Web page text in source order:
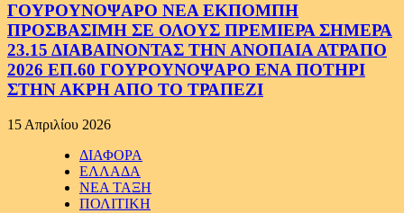
ΓΟΥΡΟΥΝΟΨΑΡΟ ΝΕΑ ΕΚΠΟΜΠΗ
ΠΡΟΣΒΑΣΙΜΗ ΣΕ ΟΛΟΥΣ ΠΡΕΜΙΕΡΑ ΣΗΜΕΡΑ
23.15 ΔΙΑΒΑΙΝΟΝΤΑΣ ΤΗΝ ΑΝΟΠΑΙΑ ΑΤΡΑΠΟ
2026 ΕΠ.60 ΓΟΥΡΟΥΝΟΨΑΡΟ ΕΝΑ ΠΟΤΗΡΙ
ΣΤΗΝ ΑΚΡΗ ΑΠΟ ΤΟ ΤΡΑΠΕΖΙ
15 Απριλίου 2026
ΔΙΑΦΟΡΑ
ΕΛΛΑΔΑ
ΝΕΑ ΤΑΞΗ
ΠΟΛΙΤΙΚΗ